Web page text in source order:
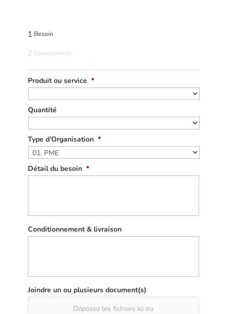
1 Besoin
2 Coordonnées
Produit ou service *
Quantité
Type d'Organisation *
Détail du besoin *
Conditionnement & livraison
Joindre un ou plusieurs document(s)
Déposez les fichiers ici ou